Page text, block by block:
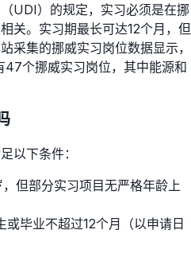
UDI）的规定，实习必须是在挪
关。实习期最长可达12个月，但
采集的挪威实习岗位数据显示，
个挪威实习岗位，其中能源和
以下条件：
但部分实习项目无严格年龄上
毕业不超过12个月（以申请日